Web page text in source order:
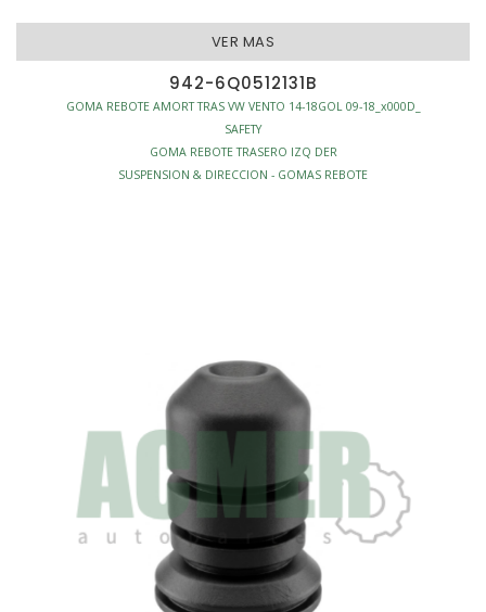
VER MAS
942-6Q0512131B
GOMA REBOTE AMORT TRAS VW VENTO 14-18GOL 09-18_x000D_
SAFETY
GOMA REBOTE TRASERO IZQ DER
SUSPENSION & DIRECCION - GOMAS REBOTE